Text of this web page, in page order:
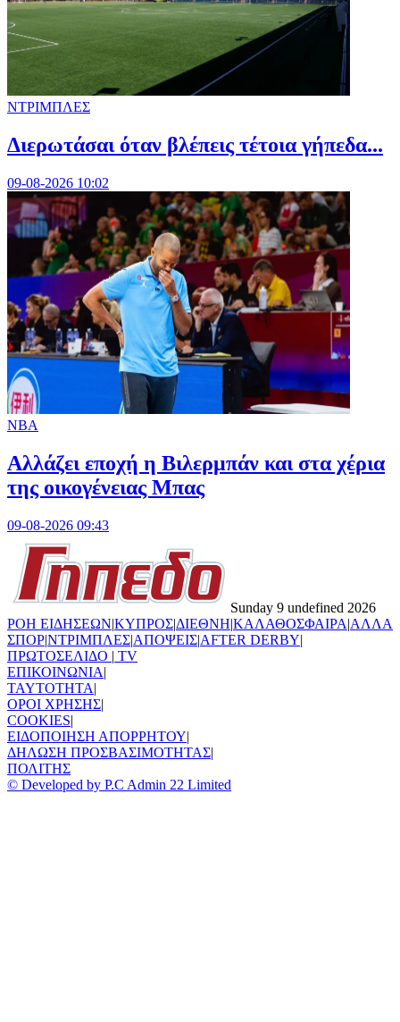
ΝΤΡΙΜΠΛΕΣ
Διερωτάσαι όταν βλέπεις τέτοια γήπεδα...
09-08-2026 10:02
NBA
Aλλάζει εποχή η Βιλερμπάν και στα χέρια
της οικογένειας Μπας
09-08-2026 09:43
Sunday 9 undefined 2026
ΡΟΗ ΕΙΔΗΣΕΩΝ|ΚΥΠΡΟΣ|ΔΙΕΘΝΗ|ΚΑΛΑΘΟΣΦΑΙΡΑ|ΑΛΛΑ
ΣΠΟΡ|ΝΤΡΙΜΠΛΕΣ|ΑΠΟΨΕΙΣ|AFTER DERBY|
ΠΡΩΤΟΣΕΛΙΔΟ | TV
ΕΠΙΚΟΙΝΩΝΙΑ|
TAYTOTHTA|
ΟΡΟΙ ΧΡΗΣΗΣ|
COOKIES|
ΕΙΔΟΠΟΙΗΣΗ ΑΠΟΡΡΗΤΟΥ|
ΔΗΛΩΣΗ ΠΡΟΣΒΑΣΙΜΟΤΗΤΑΣ|
ΠΟΛΙΤΗΣ
© Developed by P.C Admin 22 Limited